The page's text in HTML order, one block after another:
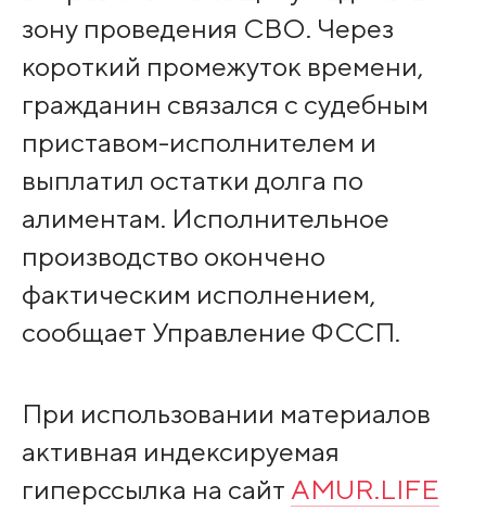
зону проведения СВО. Через
короткий промежуток времени,
гражданин связался с судебным
приставом-исполнителем и
выплатил остатки долга по
алиментам. Исполнительное
производство окончено
фактическим исполнением,
сообщает Управление ФССП.
При использовании материалов
активная индексируемая
гиперссылка на сайт AMUR.LIFE